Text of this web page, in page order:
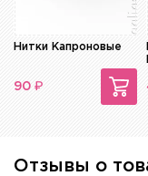
Нитки Капроновые
90 ₽
Отзывы о